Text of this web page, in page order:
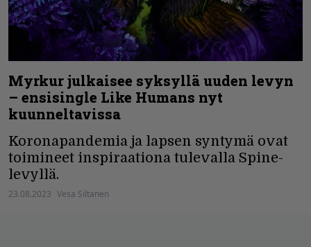
Myrkur julkaisee syksyllä uuden levyn
– ensisingle Like Humans nyt
kuunneltavissa
Koronapandemia ja lapsen syntymä ovat
toimineet inspiraationa tulevalla Spine-
levyllä.
23.08.2023 Vesa Siltanen